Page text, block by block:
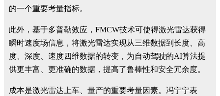
的一个重要考量指标。
此外，基于多普勒效应，FMCW技术可使得激光雷达获得
瞬时速度场信息，将激光雷达实现从三维数据到长度、高
度、深度、速度四维数据的转变，为自动驾驶的AI算法提
供更丰富、更准确的数据，提高了鲁棒性和安全冗余度。
成本是激光雷达上车、量产的重要考量因素。冯宁宁表